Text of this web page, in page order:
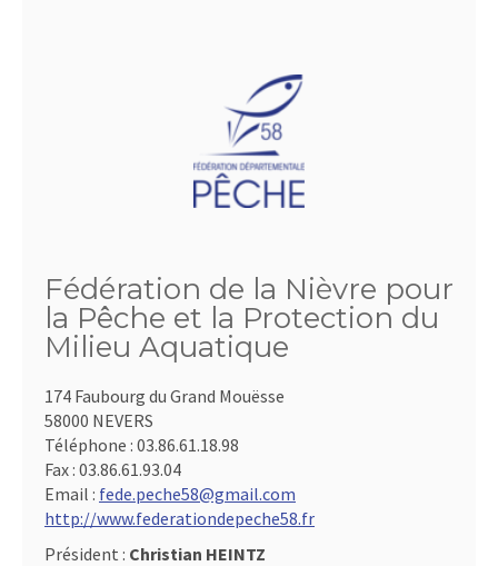
Fédération de la Nièvre pour
la Pêche et la Protection du
Milieu Aquatique
174 Faubourg du Grand Mouësse
58000 NEVERS
Téléphone : 03.86.61.18.98
Fax : 03.86.61.93.04
Email : fede.peche58@gmail.com
http://www.federationdepeche58.fr
Président : Christian HEINTZ